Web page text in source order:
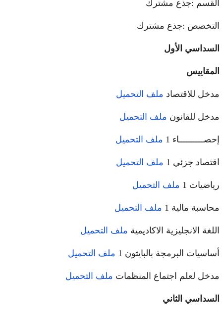
:جذع مشترك
:جذع مشترك
الأول
للاقتصادملف التحميل
للقانونملف التحميل
1 ملف التحميل
جزئي 1 ملف التحميل
1 ملف التحميل
مالية 1 ملف التحميل
الانجليزية الاكاديميةملف التحميل
البرمجة بالبايثون 1 ملف التحميل
لعلم اجتماع المنظماتملف التحميل
الثاني